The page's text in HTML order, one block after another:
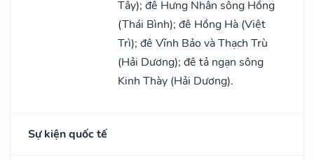
Tây); đê Hưng Nhân sông Hồng
(Thái Bình); đê Hồng Hà (Việt
Trì); đê Vĩnh Bảo và Thạch Trù
(Hải Dương); đê tả ngạn sông
Kinh Thày (Hải Dương).
Sự kiện quốc tế